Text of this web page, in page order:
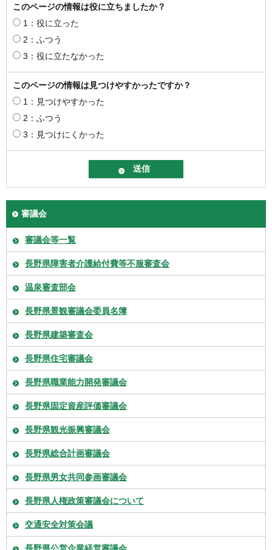
このページの情報は役に立ちましたか？
1：役に立った
2：ふつう
3：役に立たなかった
このページの情報は見つけやすかったですか？
1：見つけやすかった
2：ふつう
3：見つけにくかった
審議会
審議会等一覧
長野県障害者介護給付費等不服審査会
温泉審査部会
長野県景観審議会委員名簿
長野県建築審査会
長野県住宅審議会
長野県職業能力開発審議会
長野県固定資産評価審議会
長野県観光振興審議会
長野県総合計画審議会
長野県男女共同参画審議会
長野県人権政策審議会について
交通安全対策会議
長野県公営企業経営審議会